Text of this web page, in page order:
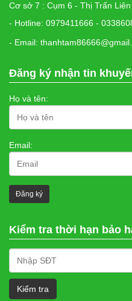
Cơ sở 7 : Cụm 6 - Thị Trấn
- Hotline: 0979411666 -
- Email:
Đăng ký nhận tin
Họ và tên:
Email:
Kiểm tra thời hạn bảo